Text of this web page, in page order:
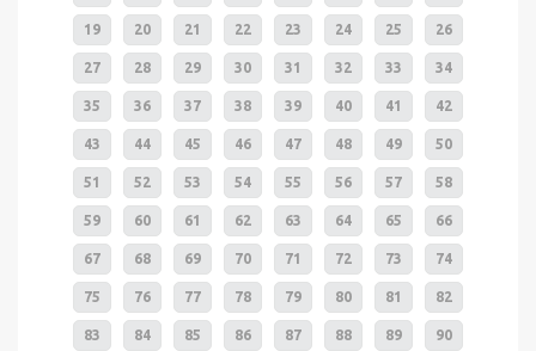
19 20 21 22 23 24 25 26
27 28 29 30 31 32 33 34
35 36 37 38 39 40 41 42
43 44 45 46 47 48 49 50
51 52 53 54 55 56 57 58
59 60 61 62 63 64 65 66
67 68 69 70 71 72 73 74
75 76 77 78 79 80 81 82
83 84 85 86 87 88 89 90